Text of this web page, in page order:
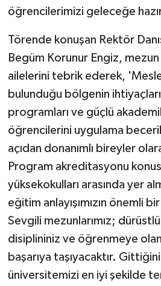
öğrencilerimizi geleceğe
Törende konuşan Rektör
Begüm Korunur Engiz,
ailelerini tebrik ederek,
bulunduğu bölgenin
programları ve güçlü
öğrencilerini uygulama
açıdan donanımlı bireyler
Program akreditasyonu
yüksekokulları arasında yer
eğitim anlayışımızın önemli
Sevgili mezunlarımız;
disiplininiz ve öğrenmeye
başarıya taşıyacaktır.
üniversitemizi en iyi şekilde